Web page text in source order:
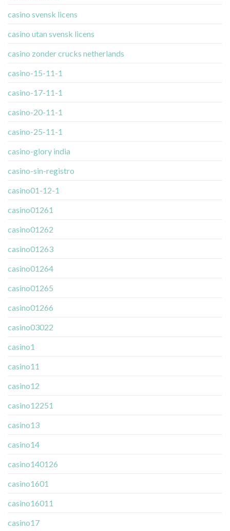
casino svensk licens
casino utan svensk licens
casino zonder crucks netherlands
casino-15-11-1
casino-17-11-1
casino-20-11-1
casino-25-11-1
casino-glory india
casino-sin-registro
casino01-12-1
casino01261
casino01262
casino01263
casino01264
casino01265
casino01266
casino03022
casino1
casino11
casino12
casino12251
casino13
casino14
casino140126
casino1601
casino16011
casino17